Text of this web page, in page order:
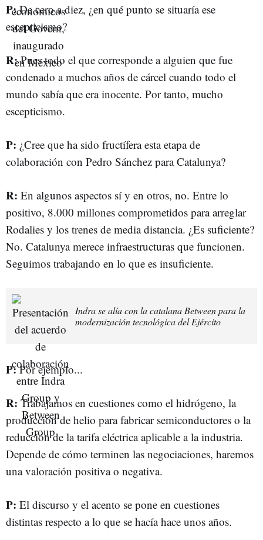
P:De cero a diez, ¿en qué punto se situaría ese
escepticismo?
R:Pues todo el que corresponde a alguien que fue
condenado a muchos años de cárcel cuando todo el
mundo sabía que era inocente. Por tanto, mucho
escepticismo.
P: ¿Cree que ha sido fructífera esta etapa de
colaboración con Pedro Sánchez para Catalunya?
R: En algunos aspectos sí y en otros, no. Entre lo
positivo, 8.000 millones comprometidos para arreglar
Rodalies y los trenes de media distancia. ¿Es suficiente?
No. Catalunya merece infraestructuras que funcionen.
Seguimos trabajando en lo que es insuficiente.
Indra se alía con la catalana Between para la
modernización tecnológica del Ejército
P:Por ejemplo...
R: Trabajamos en cuestiones como el hidrógeno, la
producción de helio para fabricar semiconductores o la
reducción de la tarifa eléctrica aplicable a la industria.
Depende de cómo terminen las negociaciones, haremos
una valoración positiva o negativa.
P: El discurso y el acento se pone en cuestiones
distintas respecto a lo que se hacía hace unos años.